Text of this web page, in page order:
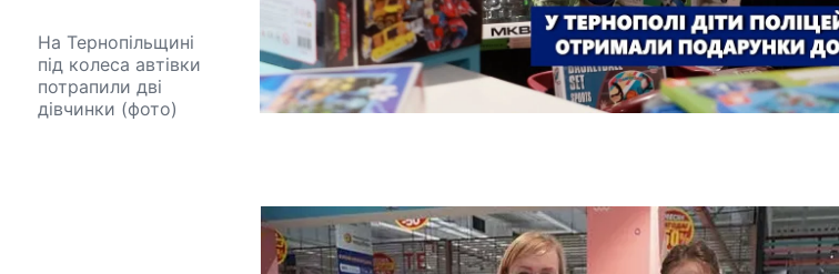
На Тернопільщині
під колеса автівки
потрапили дві
дівчинки (фото)